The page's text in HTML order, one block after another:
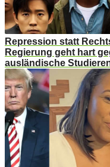
Repression statt
Regierung geht hart
ausländische